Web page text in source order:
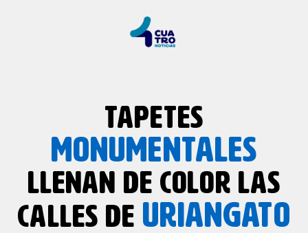
TAPETES
MONUMENTALES
LLENAN DE COLOR LAS
CALLES DE URIANGATO